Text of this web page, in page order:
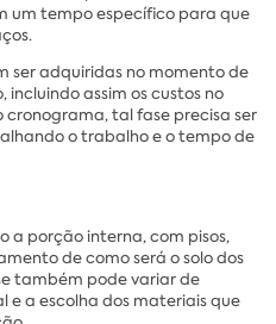
um tempo específico para que
ser adquiridas no momento de
assim os custos no
tal fase precisa ser
o trabalho e o tempo de
a porção interna, com pisos,
de como será o solo dos
também pode variar de
e a escolha dos materiais que